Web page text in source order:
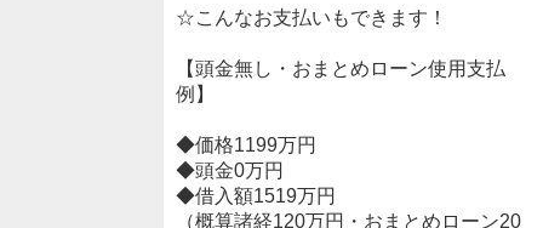
☆こんなお支払いもできます！
【頭金無し・おまとめローン使用支払
例】
◆価格1199万円
◆頭金0万円
◆借入額1519万円
（概算諸経120万円・おまとめローン20